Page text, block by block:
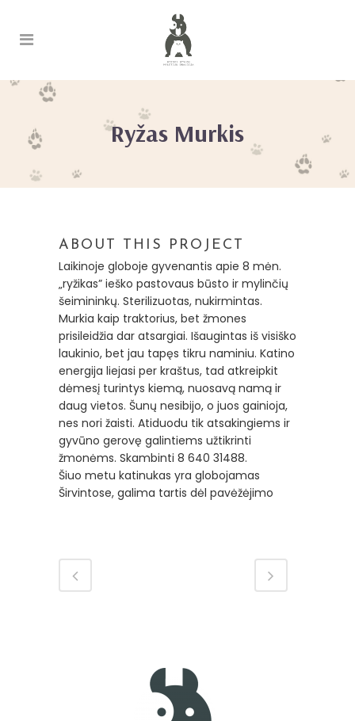
Ryžas Murkis
ABOUT THIS PROJECT
Laikinoje globoje gyvenantis apie 8 mėn.
„ryžikas” ieško pastovaus būsto ir mylinčių
šeimininkų. Sterilizuotas, nukirmintas.
Murkia kaip traktorius, bet žmones
prisileidžia dar atsargiai. Išaugintas iš visiško
laukinio, bet jau tapęs tikru naminiu. Katino
energija liejasi per kraštus, tad atkreipkit
dėmesį turintys kiemą, nuosavą namą ir
daug vietos. Šunų nesibijo, o juos gainioja,
nes nori žaisti. Atiduodu tik atsakingiems ir
gyvūno gerovę galintiems užtikrinti
žmonėms. Skambinti 8 640 31488.
Šiuo metu katinukas yra globojamas
Širvintose, galima tartis dėl pavėžėjimo